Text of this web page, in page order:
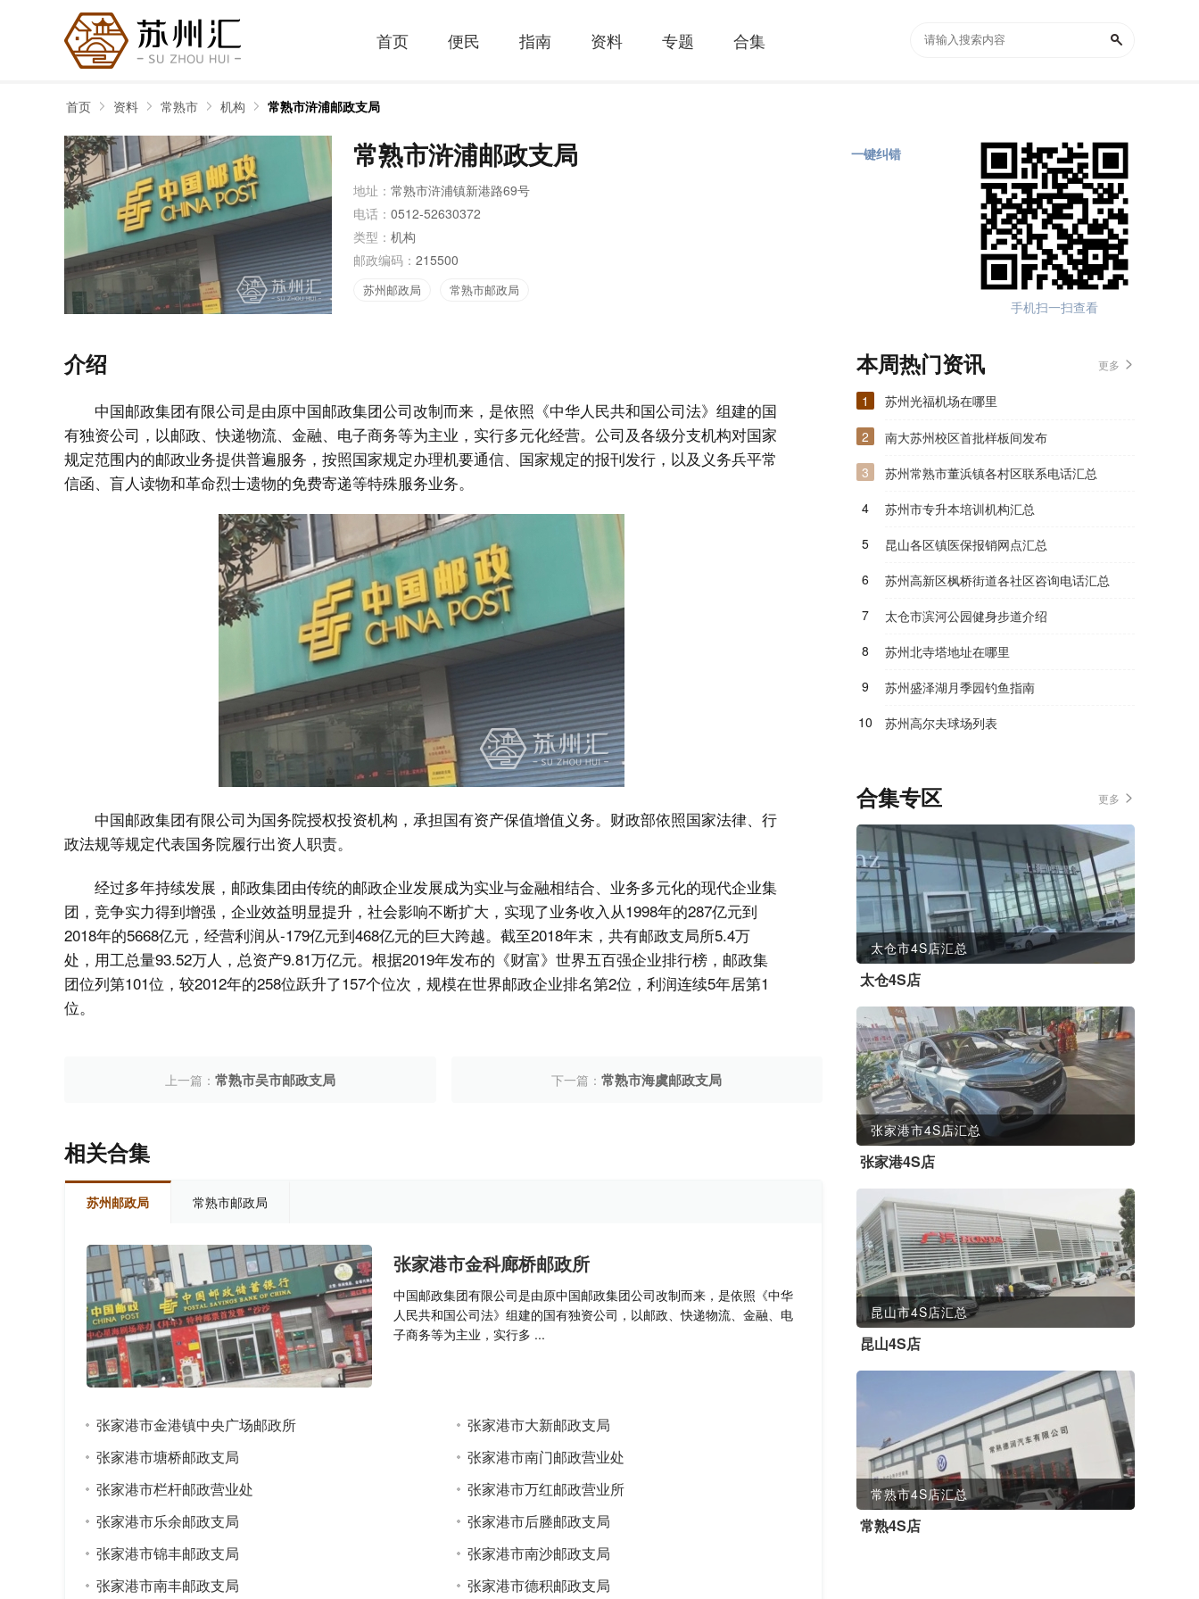
首页 便民 指南 资料 专题 合集
首页 资料 常熟市 机构 常熟市浒浦邮政支局
手机扫一扫查看
常熟市浒浦邮政支局
地址： 常熟市浒浦镇新港路69号
电话： 0512-52630372
类型： 机构
邮政编码： 215500
苏州邮政局 常熟市邮政局
一键纠错
介绍
中国邮政集团有限公司是由原中国邮政集团公司改制而来，是依照《中华人民共和国公司法》组建的国
有独资公司，以邮政、快递物流、金融、电子商务等为主业，实行多元化经营。公司及各级分支机构对国家
规定范围内的邮政业务提供普遍服务，按照国家规定办理机要通信、国家规定的报刊发行，以及义务兵平常
信函、盲人读物和革命烈士遗物的免费寄递等特殊服务业务。
中国邮政集团有限公司为国务院授权投资机构，承担国有资产保值增值义务。财政部依照国家法律、行
政法规等规定代表国务院履行出资人职责。
经过多年持续发展，邮政集团由传统的邮政企业发展成为实业与金融相结合、业务多元化的现代企业集
团，竞争实力得到增强，企业效益明显提升，社会影响不断扩大，实现了业务收入从1998年的287亿元到
2018年的5668亿元，经营利润从-179亿元到468亿元的巨大跨越。截至2018年末，共有邮政支局所5.4万
处，用工总量93.52万人，总资产9.81万亿元。根据2019年发布的《财富》世界五百强企业排行榜，邮政集
团位列第101位，较2012年的258位跃升了157个位次，规模在世界邮政企业排名第2位，利润连续5年居第1
位。
上一篇： 常熟市吴市邮政支局 下一篇：常熟市海虞邮政支局
相关合集
苏州邮政局 常熟市邮政局
张家港市金科廊桥邮政所
中国邮政集团有限公司是由原中国邮政集团公司改制而来，是依照《中华
人民共和国公司法》组建的国有独资公司，以邮政、快递物流、金融、电
子商务等为主业，实行多 ...
张家港市金港镇中央广场邮政所
张家港市塘桥邮政支局
张家港市栏杆邮政营业处
张家港市乐余邮政支局
张家港市锦丰邮政支局
张家港市南丰邮政支局
张家港市大新邮政支局
张家港市南门邮政营业处
张家港市万红邮政营业所
张家港市后塍邮政支局
张家港市南沙邮政支局
张家港市德积邮政支局
本周热门资讯 更多
1
苏州光福机场在哪里
2
南大苏州校区首批样板间发布
3
苏州常熟市董浜镇各村区联系电话汇总
4
苏州市专升本培训机构汇总
5
昆山各区镇医保报销网点汇总
6
苏州高新区枫桥街道各社区咨询电话汇总
7
太仓市滨河公园健身步道介绍
8
苏州北寺塔地址在哪里
9
苏州盛泽湖月季园钓鱼指南
10
苏州高尔夫球场列表
合集专区 更多
太仓市4S店汇总
太仓4S店
张家港市4S店汇总
张家港4S店
昆山市4S店汇总
昆山4S店
常熟市4S店汇总
常熟4S店